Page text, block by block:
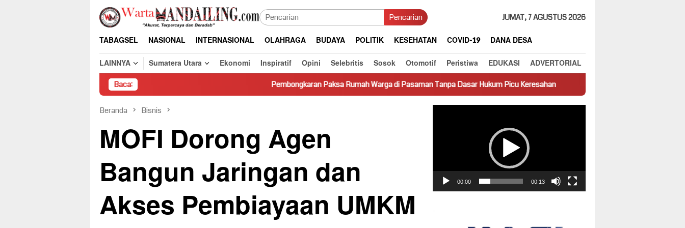
Loncat
konten
Pencarian JUMAT, 7 AGUSTUS 2026
TABAGSEL NASIONAL INTERNASIONAL OLAHRAGA BUDAYA POLITIK KESEHATAN COVID-19
DANA DESA
LAINNYA
Sumatera Utara Ekonomi Inspiratif Opini Selebritis Sosok Otomotif Peristiwa EDUKASI ADVERTORIAL
Baca: Pembongkaran Paksa Rumah Warga di Pasaman Tanpa Dasar Hukum Picu Keresahan Truk Miring Hambat Arus Lalu Lintas di Jalan
Beranda Bisnis
MOFI Dorong Agen
Bangun Jaringan dan
Akses Pembiayaan UMKM
00:00 00:13